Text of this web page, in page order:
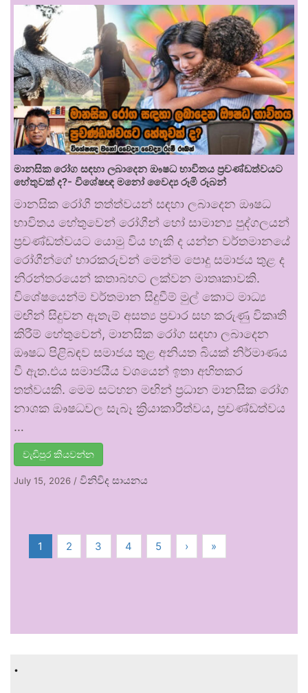
මානසික රෝග සඳහා ලබාදෙන ඖෂධ භාවිතය ප්‍රචණ්ඩත්වයට
හේතුවක් ද?- විශේෂඥ මනෝ වෛද්‍ය රූමි රූබන්
මානසික රෝගී තත්ත්වයන් සඳහා ලබාදෙන ඖෂධ
භාවිතය හේතුවෙන් රෝගීන් හෝ සාමාන්‍ය පුද්ගලයන්
ප්‍රචණ්ඩත්වයට යොමු විය හැකි ද යන්න වර්තමානයේ
රෝගීන්ගේ භාරකරුවන් මෙන්ම පොදු සමාජය තුළ ද
නිරන්තරයෙන් කතාබහට ලක්වන මාතෘකාවකි.
විශේෂයෙන්ම වර්තමාන සිදුවීම් මුල් කොට මාධ්‍ය
මඟින් සිදුවන ඇතැම් අසත්‍ය ප්‍රචාර සහ කරුණු විකෘති
කිරීම් හේතුවෙන්, මානසික රෝග සඳහා ලබාදෙන
ඖෂධ පිළිබඳව සමාජය තුළ අනියත බියක් නිර්මාණය
වී ඇත.එය සමාජයීය වශයෙන් ඉතා අහිතකර
තත්වයකි. මෙම සටහන මඟින් ප්‍රධාන මානසික රෝග
නාශක ඖෂධවල සැබෑ ක්‍රියාකාරීත්වය, ප්‍රචණ්ඩත්වය
…
වැඩිපුර කියවන්න
July 15, 2026 / විනිවිද සායනය
1 2 3 4 5 › »
.